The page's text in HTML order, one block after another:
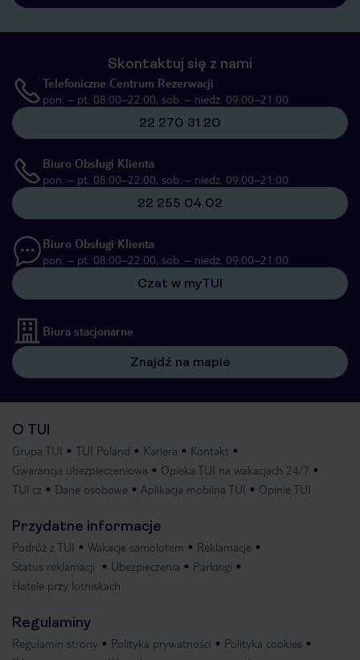
Skontaktuj się z nami
Telefoniczne Centrum Rezerwacji
pon. – pt. 08:00–22:00, sob. – niedz. 09:00–21:00
22 270 31 20
Biuro Obsługi Klienta
pon. – pt. 08:00–22:00, sob. – niedz. 09:00–21:00
22 255 04 02
Biuro Obsługi Klienta
pon. – pt. 08:00–22:00, sob. – niedz. 09:00–21:00
Czat w myTUI
Biura stacjonarne
Znajdź na mapie
O TUI
Grupa TUI TUI Poland Kariera
Kontakt
Gwarancja ubezpieczeniowa
Opieka TUI na wakacjach 24/7
TUI.cz
Dane osobowe Aplikacja mobilna TUI Opinie TUI
Przydatne informacje
Podróż z TUI Wakacje samolotem
Reklamacje
Status reklamacji
Ubezpieczenia
Parkingi
Hotele przy lotniskach
Regulaminy
Regulamin strony Polityka prywatności
Polityka cookies